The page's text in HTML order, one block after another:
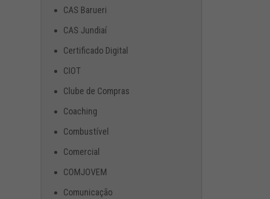
CAS Barueri
CAS Jundiaí
Certificado Digital
CIOT
Clube de Compras
Coaching
Combustível
Comercial
COMJOVEM
Comunicação